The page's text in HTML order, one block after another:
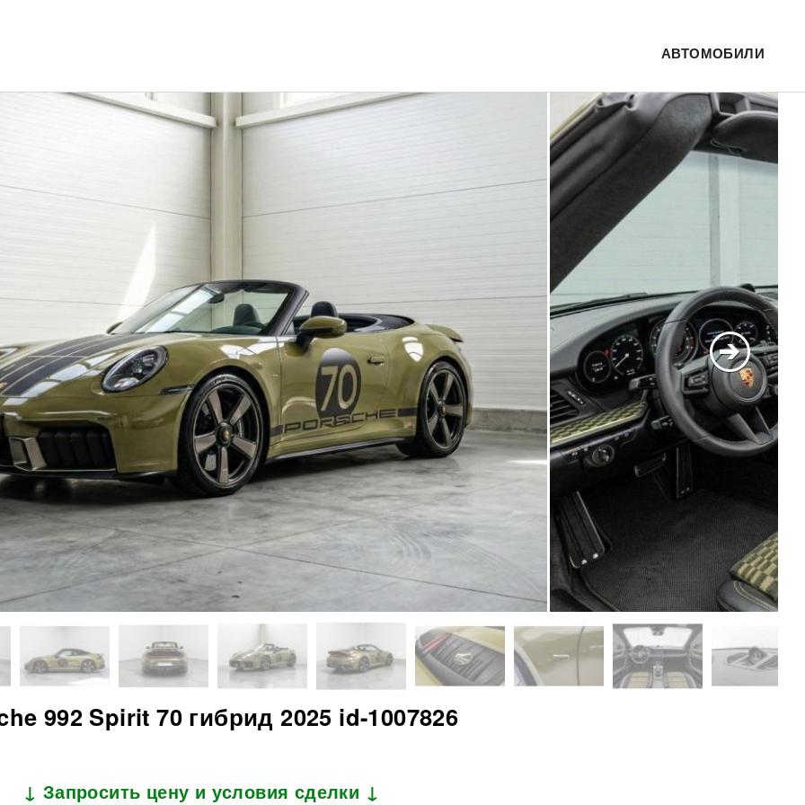
АВТОМОБИЛИ
992 Spirit 70 гибрид 2025 id-1007826
↓ Запросить цену и условия сделки ↓